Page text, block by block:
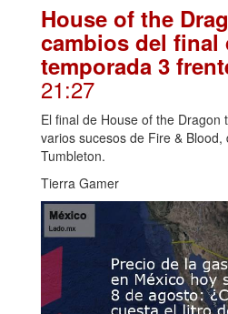
House of the
cambios del final
temporada 3
21:27
El final de House of the Dragon
varios sucesos de Fire &
Tumbleton.
Tierra Gamer